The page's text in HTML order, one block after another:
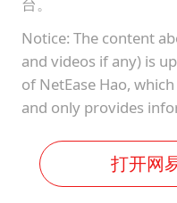
Notice: The content
and videos if any) is
of NetEase Hao,
and only provides
打开网